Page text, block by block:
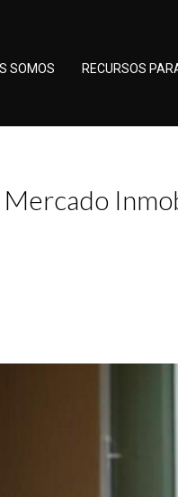
SOMOS RECURSOS